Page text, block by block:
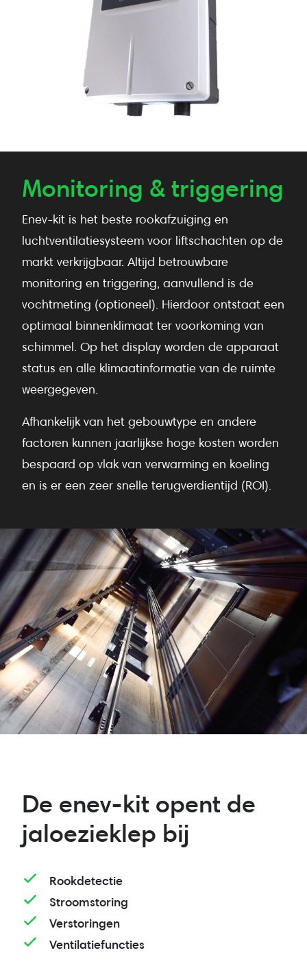
Monitoring & triggering
Enev-kit is het beste rookafzuiging en
luchtventilatiesysteem voor liftschachten op de
markt verkrijgbaar. Altijd betrouwbare
monitoring en triggering, aanvullend is de
vochtmeting (optioneel). Hierdoor ontstaat een
optimaal binnenklimaat ter voorkoming van
schimmel. Op het display worden de apparaat
status en alle klimaatinformatie van de ruimte
weergegeven.
Afhankelijk van het gebouwtype en andere
factoren kunnen jaarlijkse hoge kosten worden
bespaard op vlak van verwarming en koeling
en is er een zeer snelle terugverdientijd (ROI).
De enev-kit opent de
jaloezieklep bij
Rookdetectie
Stroomstoring
Verstoringen
Ventilatiefuncties